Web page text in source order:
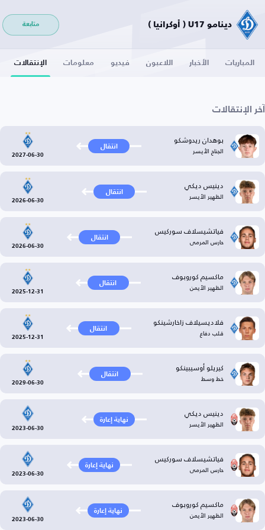
دينامو U17 ( أوكرانيا ) متابعة
المباريات الأخبار اللاعبون فيديو معلومات الإنتقالات
آخر الإنتقالات
بوهدان ريدوشكو
الجناح الأيسر انتقال
2027-06-30
دينيس ديكي
الظهير الأيسر انتقال
2026-06-30
فياتشيسلاف سوركيس
حارس المرمى انتقال
2026-06-30
ماكسيم كوروبوف
الظهير الأيمن انتقال
2025-12-31
فلاديسيلاف زاخارشينكو
قلب دفاع انتقال
2025-12-31
كيريلو أوسيبينكو
خط وسط انتقال
2029-06-30
دينيس ديكي
الظهير الأيسر نهاية إعارة
2023-06-30
فياتشيسلاف سوركيس
حارس المرمى نهاية إعارة
2023-06-30
ماكسيم كوروبوف
الظهير الأيمن نهاية إعارة
2023-06-30